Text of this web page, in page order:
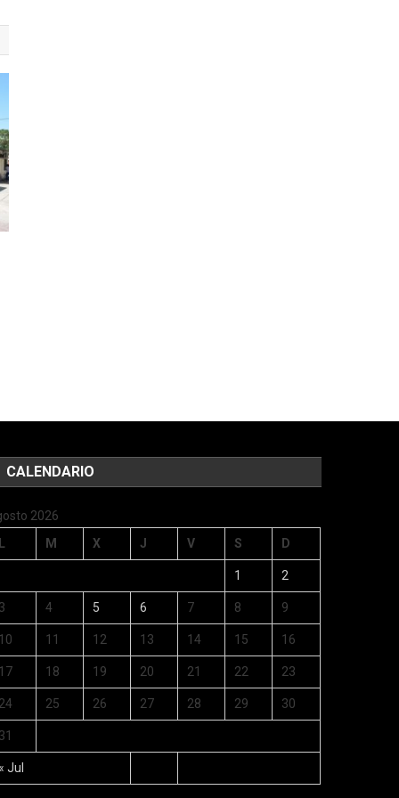
CALENDARIO
2026
L
M X J V S D
Jul
1 2
3 4 5 6 7 8 9
10 11 12 13 14 15 16
17 18 19 20 21 22 23
24 25 26 27 28 29 30
31